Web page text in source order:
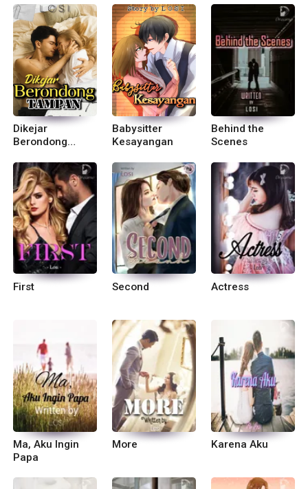
Galak
Dikejar
Berondong
Babysitter
Kesayangan
Behind the
Scenes
First Second Actress
Ma, Aku Ingin
Papa
More Karena Aku